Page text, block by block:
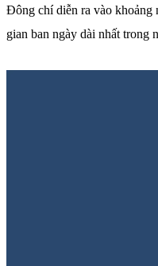
Đông chí diễn ra vào khoảng
gian ban ngày dài nhất trong